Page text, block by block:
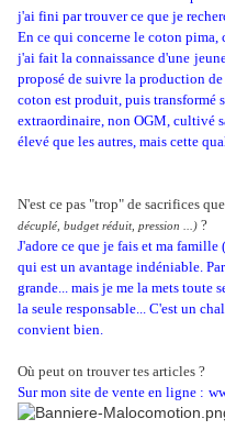
j'ai fini par trouver ce que je
En ce qui concerne le coton pima,
j'ai fait la connaissance d'une
proposé de suivre la production
coton est produit, puis transformé
extraordinaire, non OGM, cultivé
élevé que les autres, mais cette
N'est ce pas "trop" de sacrifices
décuplé, budget réduit, pression ...) ?
J'adore ce que je fais et ma famille
qui est un avantage indéniable.
grande... mais je me la mets toute
la seule responsable... C'est un
convient bien.
Où peut on trouver tes articles ?
Sur mon site de vente en ligne :